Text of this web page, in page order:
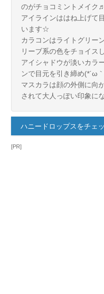
のがチョコミントメイク♬
アイラインははね上げて
います☆
カラコンはライトグリー
リーブ系の色をチョイス
アイシャドウが淡いカラ
ンで目元を引き締め(*´ω
マスカラは顔の外側に向
されて大人っぽい印象に
ハニードロップスをチェ
[PR]